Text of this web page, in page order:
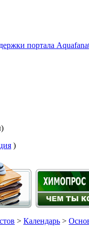
)
> Календарь >